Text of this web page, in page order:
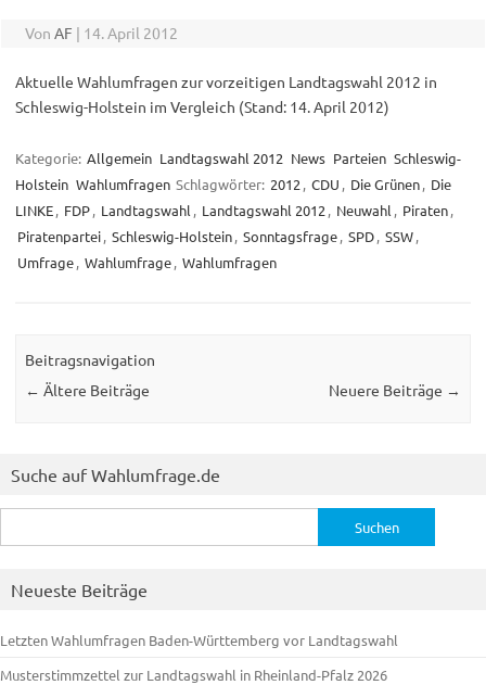
Von AF | 14. April 2012
Aktuelle Wahlumfragen zur vorzeitigen Landtagswahl 2012 in
Schleswig-Holstein im Vergleich (Stand: 14. April 2012)
Kategorie: Allgemein Landtagswahl 2012 News Parteien Schleswig-
Holstein Wahlumfragen Schlagwörter: 2012 , CDU , Die Grünen, Die
LINKE, FDP, Landtagswahl , Landtagswahl 2012 , Neuwahl , Piraten,
Piratenpartei, Schleswig-Holstein, Sonntagsfrage, SPD, SSW,
Umfrage, Wahlumfrage, Wahlumfragen
Beitragsnavigation
← Ältere Beiträge Neuere Beiträge →
Suche auf Wahlumfrage.de
nach:
Neueste Beiträge
Letzten Wahlumfragen Baden-Württemberg vor Landtagswahl
Musterstimmzettel zur Landtagswahl in Rheinland-Pfalz 2026